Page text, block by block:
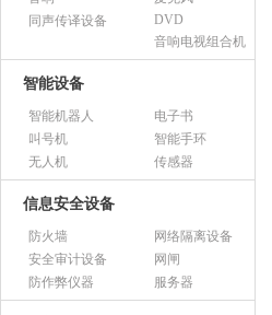
同声传译设备
DVD
音响电视组合机
智能设备
智能机器人
电子书
叫号机
智能手环
无人机
传感器
信息安全设备
防火墙
网络隔离设备
安全审计设备
网闸
防作弊仪器
服务器